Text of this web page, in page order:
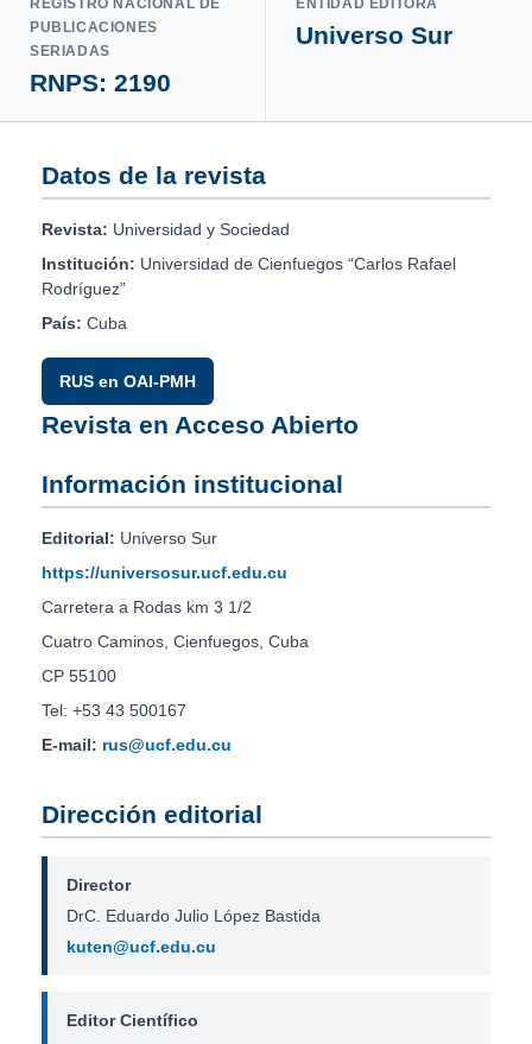
PUBLICACIONES
SERIADAS
RNPS: 2190
Universo Sur
Datos de la revista
Revista: Universidad y Sociedad
Institución: Universidad de Cienfuegos “Carlos Rafael
Rodríguez”
País: Cuba
RUS en OAI-PMH
Revista en Acceso Abierto
Información institucional
Editorial: Universo Sur
https://universosur.ucf.edu.cu
Carretera a Rodas km 3 1/2
Cuatro Caminos, Cienfuegos, Cuba
CP 55100
Tel: +53 43 500167
E-mail: rus@ucf.edu.cu
Dirección editorial
Director
DrC. Eduardo Julio López Bastida
kuten@ucf.edu.cu
Editor Científico